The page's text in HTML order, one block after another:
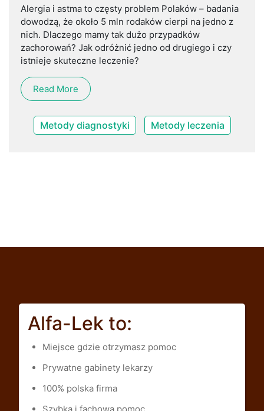
Alergia i astma to częsty problem Polaków – badania
dowodzą, że około 5 mln rodaków cierpi na jedno z
nich. Dlaczego mamy tak dużo przypadków
zachorowań? Jak odróżnić jedno od drugiego i czy
istnieje skuteczne leczenie?
Read More
Metody diagnostyki Metody leczenia
Alfa-Lek to:
Miejsce gdzie otrzymasz pomoc
Prywatne gabinety lekarzy
100% polska firma